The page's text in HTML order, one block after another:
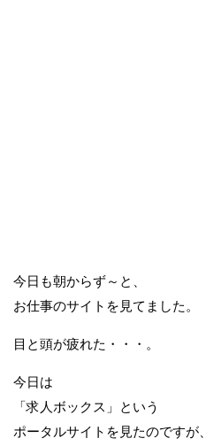
今日も朝からず～と、
お仕事のサイトを見てました。
目と頭が疲れた・・・。
今日は
「求人ボックス」という
ポータルサイトを見たのですが、